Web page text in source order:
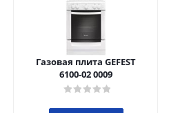
Газовая плита GEFEST
6100-02 0009